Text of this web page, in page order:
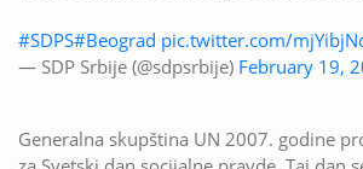
#SDPS#Beograd pic.twitter.com/
— SDP Srbije (@sdpsrbije) February 19,
Generalna skupština UN 2007. godine